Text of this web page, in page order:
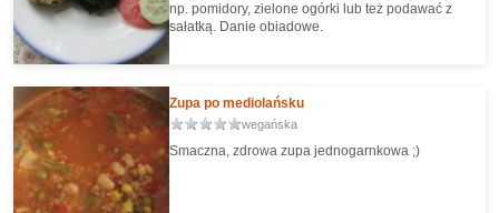
np. pomidory, zielone ogórki lub też podawać z
sałatką. Danie obiadowe.
Zupa po mediolańsku
wegańska
Smaczna, zdrowa zupa jednogarnkowa ;)